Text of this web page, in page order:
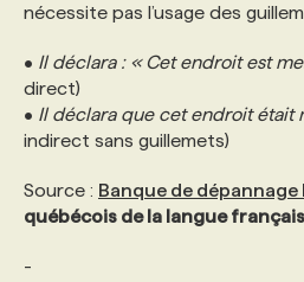
nécessite pas l’usage des
• Il déclara : « Cet endroit est
direct)
• Il déclara que cet endroit était
indirect sans guillemets)
Source : Banque de
québécois de la langue
-